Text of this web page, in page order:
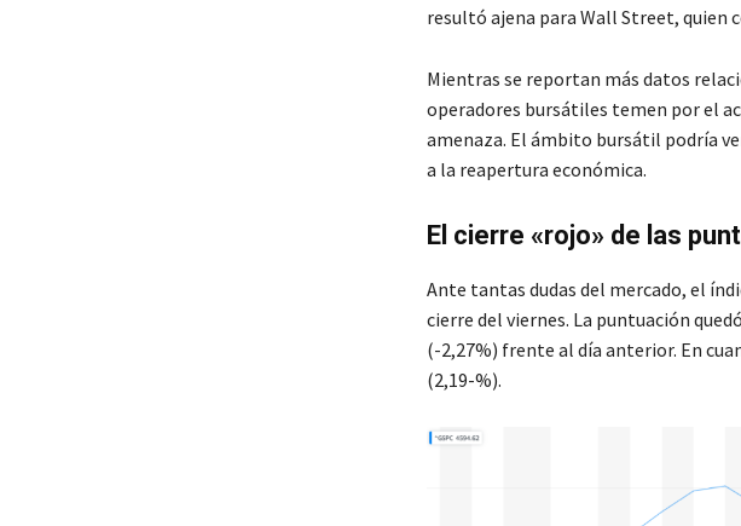
resultó ajena para Wall Street, quien
Mientras se reportan más datos
operadores bursátiles temen por el
amenaza. El ámbito bursátil podría
a la reapertura económica.
El cierre «rojo» de las
Ante tantas dudas del mercado, el
cierre del viernes. La puntuación
(-2,27%) frente al día anterior. En
(2,19-%).